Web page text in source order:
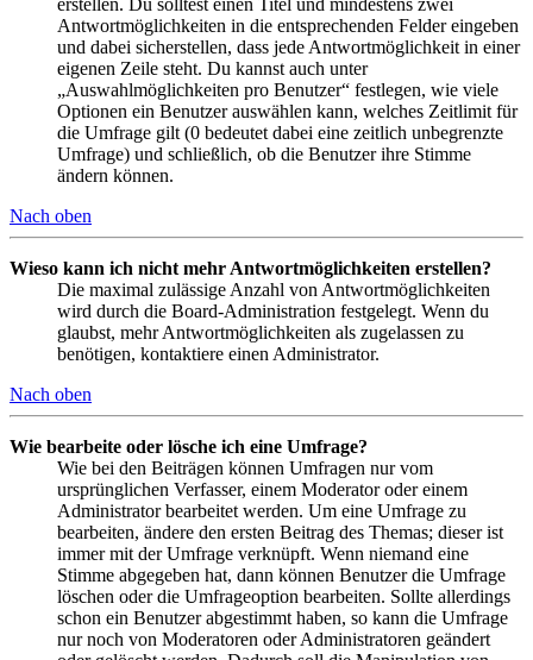
erstellen. Du solltest einen Titel und mindestens zwei
Antwortmöglichkeiten in die entsprechenden Felder eingeben
und dabei sicherstellen, dass jede Antwortmöglichkeit in einer
eigenen Zeile steht. Du kannst auch unter
„Auswahlmöglichkeiten pro Benutzer“ festlegen, wie viele
Optionen ein Benutzer auswählen kann, welches Zeitlimit für
die Umfrage gilt (0 bedeutet dabei eine zeitlich unbegrenzte
Umfrage) und schließlich, ob die Benutzer ihre Stimme
ändern können.
Nach oben
Wieso kann ich nicht mehr Antwortmöglichkeiten erstellen?
Die maximal zulässige Anzahl von Antwortmöglichkeiten
wird durch die Board-Administration festgelegt. Wenn du
glaubst, mehr Antwortmöglichkeiten als zugelassen zu
benötigen, kontaktiere einen Administrator.
Nach oben
Wie bearbeite oder lösche ich eine Umfrage?
Wie bei den Beiträgen können Umfragen nur vom
ursprünglichen Verfasser, einem Moderator oder einem
Administrator bearbeitet werden. Um eine Umfrage zu
bearbeiten, ändere den ersten Beitrag des Themas; dieser ist
immer mit der Umfrage verknüpft. Wenn niemand eine
Stimme abgegeben hat, dann können Benutzer die Umfrage
löschen oder die Umfrageoption bearbeiten. Sollte allerdings
schon ein Benutzer abgestimmt haben, so kann die Umfrage
nur noch von Moderatoren oder Administratoren geändert